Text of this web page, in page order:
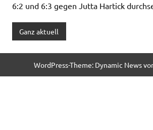
6:2 und 6:3 gegen Jutta Hartick
Ganz aktuell
WordPress-Theme: Dynamic News